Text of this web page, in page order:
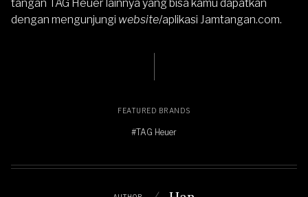
tangan TAG Heuer lainnya yang bisa kamu dapatkan
dengan mengunjungi website/aplikasi Jamtangan.com.
FEATURED BRANDS
#TAG Heuer